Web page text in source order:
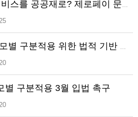
[기고] 민간서비스를 공공재로? 제로페이 문제는 따로 있다
"최저임금 규모별 구분적용 위한 법적 기반 마련해 달라"
별 구분적용 3월 입법 촉구